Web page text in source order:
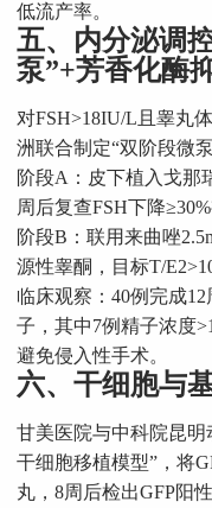
低流产率。
五、内分泌调
泵”+芳香化酶
对FSH>18IU/L且睾丸
洲联合制定“双阶段微泵
阶段A：皮下植入戈那
周后复查FSH下降
阶段B：联用来曲唑
源性睾酮，目标T/
临床观察：40例完成
子，其中7例精子浓度
避免侵入性手术。
六、干细胞与
甘美医院与中科院昆
干细胞移植模型”，将
丸，8周后检出GFP阳